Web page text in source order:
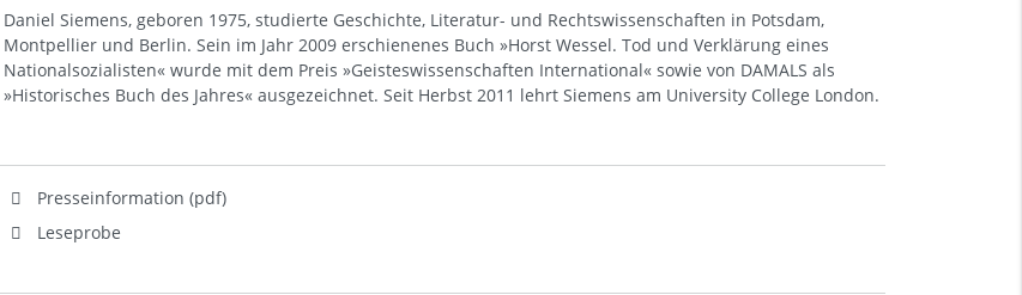
Daniel Siemens, geboren 1975, studierte Geschichte, Literatur- und Rechtswissenschaften in Potsdam,
Montpellier und Berlin. Sein im Jahr 2009 erschienenes Buch »Horst Wessel. Tod und Verklärung eines
Nationalsozialisten« wurde mit dem Preis »Geisteswissenschaften International« sowie von DAMALS als
»Historisches Buch des Jahres« ausgezeichnet. Seit Herbst 2011 lehrt Siemens am University College London.
Presseinformation (pdf)
Leseprobe